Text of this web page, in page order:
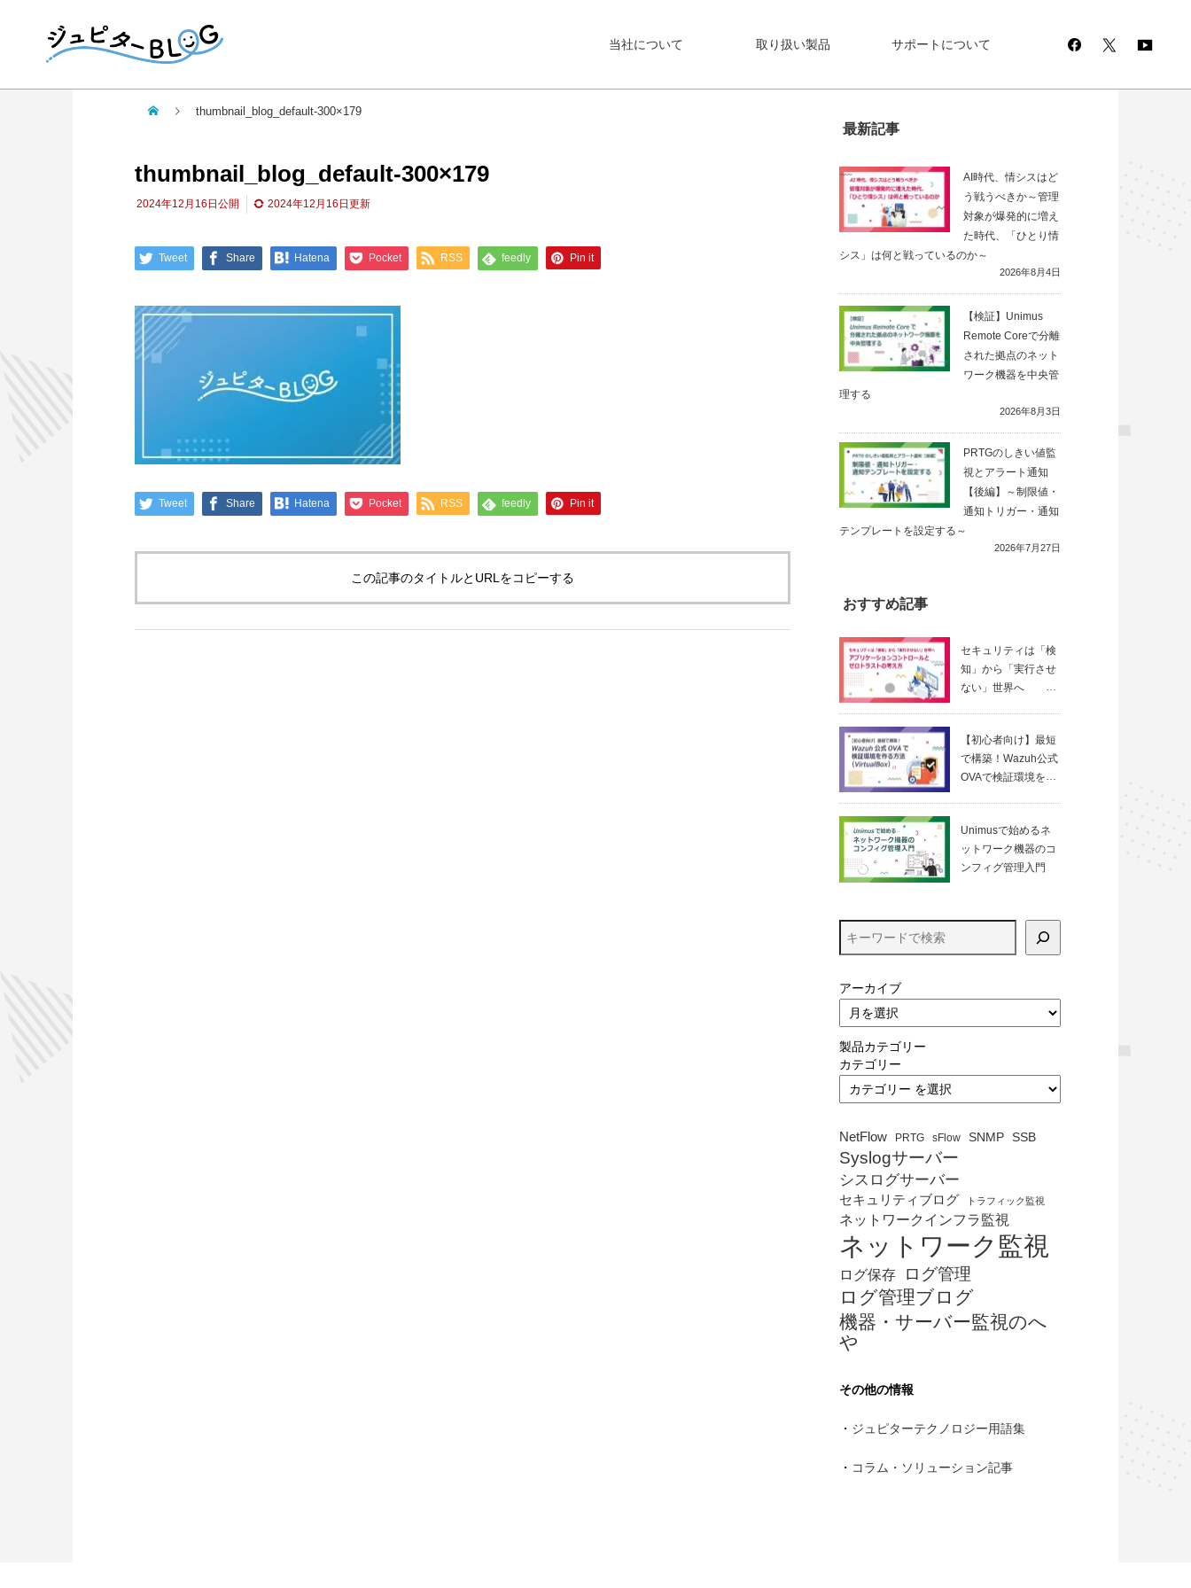
当社について 取り扱い製品 サポートについて
thumbnail_blog_default-300×179
thumbnail_blog_default-300×179
2024年12月16日 公開 2024年12月16日 更新
Tweet Share Hatena Pocket RSS feedly Pin it
Tweet Share Hatena Pocket RSS feedly Pin it
この記事のタイトルとURLをコピーする
最新記事
AI時代、情シスはど
う戦うべきか～管理
対象が爆発的に増え
た時代、「ひとり情
シス」は何と戦っているのか～
2026年8月4日
【検証】Unimus
Remote Coreで分離
された拠点のネット
ワーク機器を中央管
理する
2026年8月3日
PRTGのしきい値監
視とアラート通知
【後編】～制限値・
通知トリガー・通知
テンプレートを設定する～
2026年7月27日
おすすめ記事
セキュリティは「検
知」から「実行させ
ない」世界へ
ールとゼロトラスト
の考え方
【初心者向け】最短
で構築！Wazuh公式
OVAで検証環境を作
Unimusで始めるネ
ットワーク機器のコ
ンフィグ管理入門
アーカイブ
製品カテゴリー
カテゴリー
NetFlow PRTG sFlow SNMP SSB
Syslogサーバー
シスログサーバー
セキュリティブログ トラフィック監視
ネットワークインフラ監視
ネットワーク監視
ログ保存 ログ管理
ログ管理ブログ
機器・サーバー監視のへ
や
その他の情報
・ ジュピターテクノロジー用語集
・ コラム・ソリューション記事